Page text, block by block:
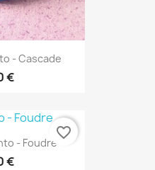
- Cascade
€
- Foudre
€
favorite_border